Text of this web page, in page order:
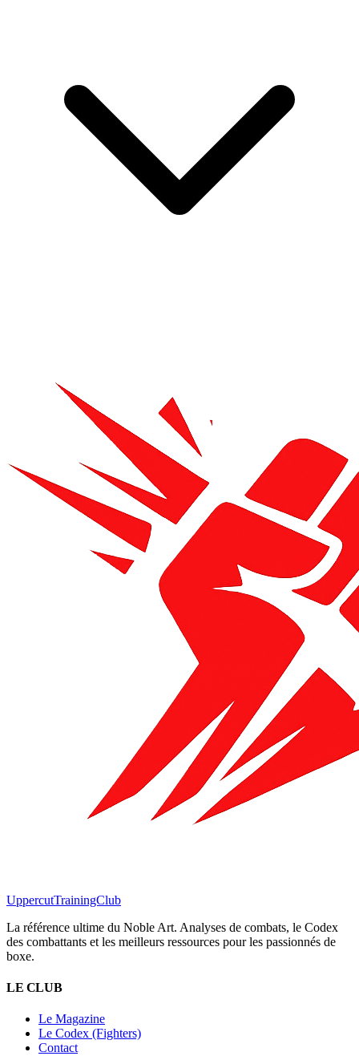
UppercutTrainingClub
La référence ultime du Noble Art. Analyses de combats, le Codex
des combattants et les meilleurs ressources pour les passionnés de
boxe.
LE CLUB
Le Magazine
Le Codex (Fighters)
Contact